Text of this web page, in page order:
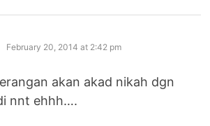
says:
February 20, 2014 at 2:42 pm
akan akad nikah dgn
nnt ehhh….